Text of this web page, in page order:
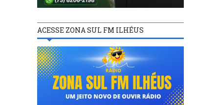
ACESSE ZONA SUL FM ILHÉUS